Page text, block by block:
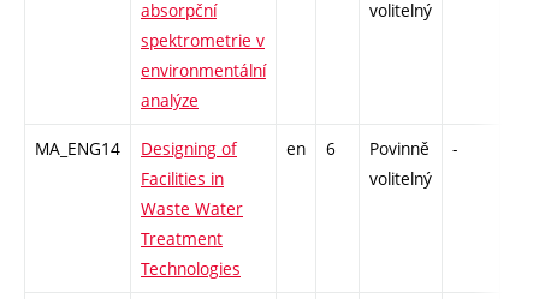
absorpční
spektrometrie v
environmentální
analýze
volitelný
MA_ENG14
Designing of
Facilities in
Waste Water
Treatment
Technologies
en 6
Povinně
volitelný
-